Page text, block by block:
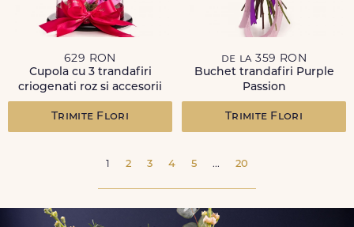
629 RON
Cupola cu 3 trandafiri
criogenati roz si accesorii
Trimite Flori
de la 359 RON
Buchet trandafiri Purple
Passion
Trimite Flori
1 2 3 4 5 ... 20